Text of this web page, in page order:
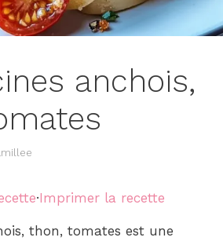
anchois,
·Imprimer la recette
thon, tomates est une